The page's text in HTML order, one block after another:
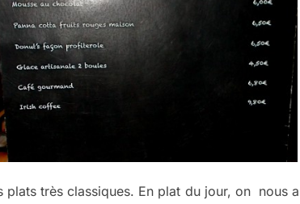
plats très classiques. En plat du jour, on nous a